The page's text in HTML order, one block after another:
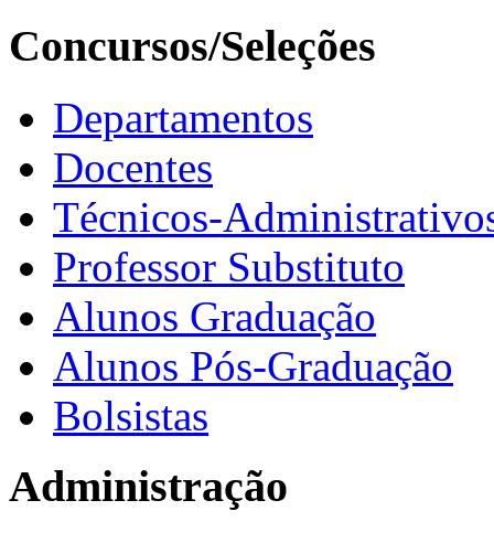
Concursos/Seleções
Departamentos
Docentes
Técnicos-
Professor Substituto
Alunos Graduação
Alunos Pós-Graduação
Bolsistas
Administração